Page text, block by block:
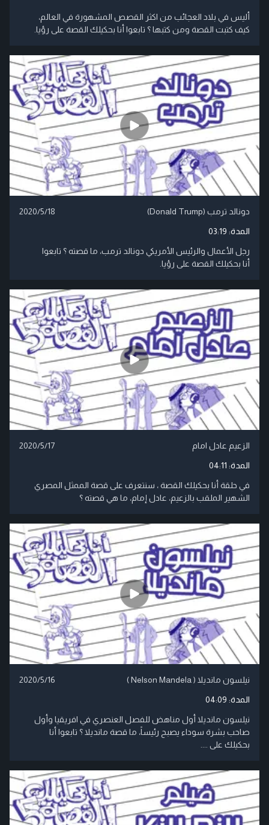
أليس في بلاد العجائب من اكثر القصص المشهورة في العالم،
كيف كتبت القصة ومن كتبها ؟ تابعوا أنا بحكيلك القصة على رؤيا.
دونالد ترمب (Donald Trump) 2020/5/18
المدة: 03:19
رجل الأعمال والرئيس الأمريكي دونالد ترمب، ما قصته ؟ تابعوا
أنا بحكيلك القصة على رؤيا.
الزعيم عادل امام 2020/5/17
المدة: 04:11
في حلقة أنا بحكيلك القصة ، سنتعرف على قصة الممثل المصري
الشهير الملقب بالزعيم، عادل إمام، ما هي قصته ؟
نيلسون مانديلا ( Nelson Mandela ) 2020/5/16
المدة: 04:09
نيلسون مانديلا أول مناهض للفصل العنصري في افريقيا وأول
صاحب بشرة سوداء يصبح رئيساً، ما قصة مانديلا ؟ تابعوا أنا
بحكيلك على ....